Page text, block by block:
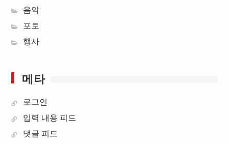
음악
포토
행사
메타
로그인
입력 내용 피드
댓글 피드